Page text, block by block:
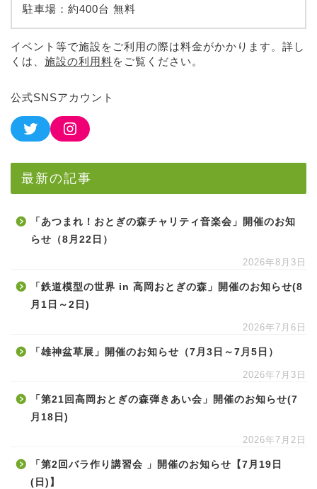
駐車場：約400台 無料
イベント等で施設をご利用の際は料金がかかります。詳し
くは、 施設の利用料をご覧ください。
公式SNSアカウント
最新の記事
「あつまれ！おとぎの森チャリティ音楽会」開催のお知
らせ（8月22日）
2026年8月3日
「鉄道模型の世界 in 高岡おとぎの森」開催のお知らせ(8
月1日～2日)
2026年7月6日
「雄神盆草展」開催のお知らせ（7月3日～7月5日）
2026年7月3日
「第21回高岡おとぎの森弾きあい会」開催のお知らせ(7
月18日)
2026年7月2日
「第2回バラ作り講習会 」開催のお知らせ【7月19日
(日)】